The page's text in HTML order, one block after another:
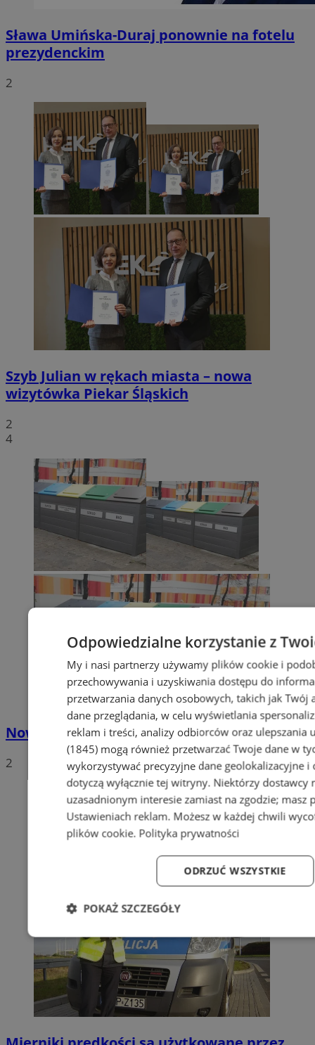
Sława Umińska-Duraj ponownie na fotelu
prezydenckim
2
Szyb Julian w rękach miasta – nowa
wizytówka Piekar Śląskich
2
4
Nowe stawki za odbiór odpadów
2
Odpowiedzialne korzystanie z
My i nasi partnerzy używamy plików cookie i
przechowywania i uzyskiwania dostępu do
przetwarzania danych osobowych, takich jak
dane przeglądania, w celu wyświetlania
reklam i treści, analizy odbiorców oraz ulepszania
(1845)mogą również przetwarzać Twoje dane w
wykorzystywać precyzyjne dane geolokalizacyjne
dotyczą wyłącznie tej witryny. Niektórzy dostawcy
uzasadnionym interesie zamiast na zgodzie; masz
Ustawieniach reklam. Możesz w każdej chwili
plików cookie. Polityka prywatności
ODRZUĆ WSZYSTKIE
POKAŻ SZCZEGÓŁY
Niezbędne Wydajność Targetowanie
Niezbędne Wydajność Targetowanie